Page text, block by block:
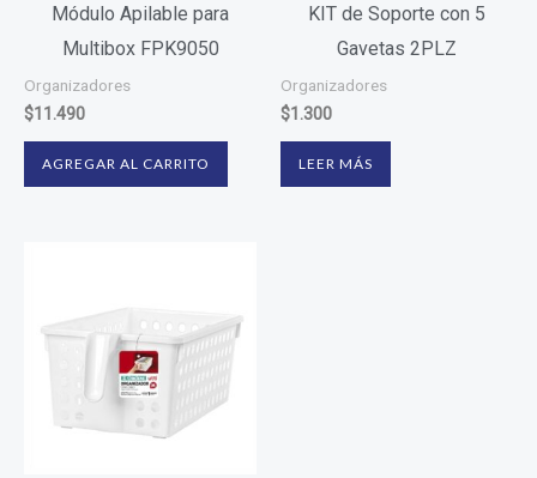
Módulo Apilable para
Multibox FPK9050
Organizadores
$11.490
AGREGAR AL CARRITO
KIT de Soporte con 5
Gavetas 2PLZ
Organizadores
$1.300
LEER MÁS